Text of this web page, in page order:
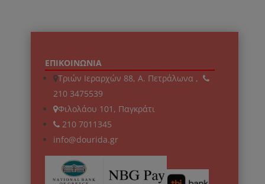
ΕΠΙΚΟΙΝΩΝΙΑ
Τριών Ιεραρχών 88, Α. Πετράλωνα ,
210 3475539
Φιλολάου 101, Παγκράτι
210 7011345
info@dourida.gr